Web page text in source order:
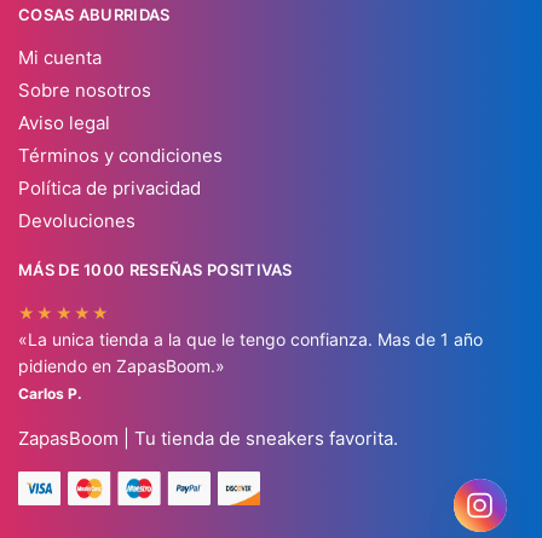
COSAS ABURRIDAS
Mi cuenta
Sobre nosotros
Aviso legal
Términos y condiciones
Política de privacidad
Devoluciones
MÁS DE 1000 RESEÑAS POSITIVAS
★★★★★
«La unica tienda a la que le tengo confianza. Mas de 1 año
pidiendo en ZapasBoom.»
Carlos P.
ZapasBoom | Tu tienda de sneakers favorita.